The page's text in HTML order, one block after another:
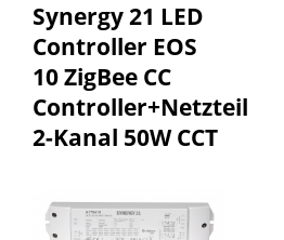
Synergy 21 LED
Controller EOS
10 ZigBee CC
Controller+Netzteil
2-Kanal 50W CCT